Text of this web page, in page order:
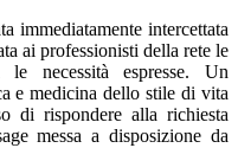
immediatamente intercettata
ai professionisti della rete le
le necessità espresse. Un
e medicina dello stile di vita
di rispondere alla richiesta
messa a disposizione da